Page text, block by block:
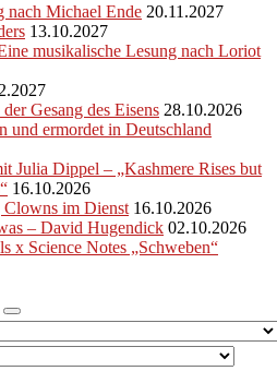
nach Michael Ende 20.11.2027
13.10.2027
musikalische Lesung nach Loriot
Gesang des Eisens 28.10.2026
und ermordet in Deutschland
Julia Dippel – „Kashmere Rises but
16.10.2026
Clowns im Dienst 16.10.2026
– David Hugendick 02.10.2026
x Science Notes „Schweben“